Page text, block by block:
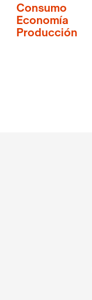
Consumo
Economía
Producción